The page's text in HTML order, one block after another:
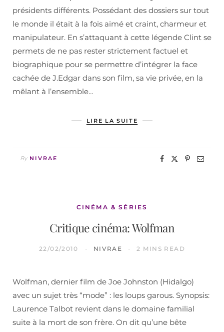
présidents différents. Possédant des dossiers sur tout
le monde il était à la fois aimé et craint, charmeur et
manipulateur. En s’attaquant à cette légende Clint se
permets de ne pas rester strictement factuel et
biographique pour se permettre d’intégrer la face
cachée de J.Edgar dans son film, sa vie privée, en la
mêlant à l’ensemble…
LIRE LA SUITE
By NIVRAE
CINÉMA & SÉRIES
Critique cinéma: Wolfman
22/02/2010 NIVRAE 2 MINS READ
Wolfman, dernier film de Joe Johnston (Hidalgo)
avec un sujet très “mode” : les loups garous. Synopsis:
Laurence Talbot revient dans le domaine familial
suite à la mort de son frère. On dit qu’une bête